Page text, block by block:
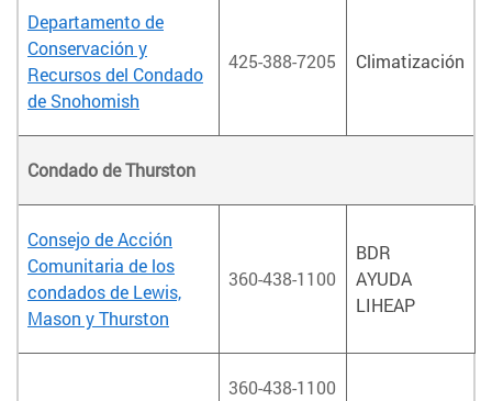
Departamento de
Conservación y
Recursos del Condado
de Snohomish
425-388-7205 Climatización
Condado de Thurston
Consejo de Acción
Comunitaria de los
condados de Lewis,
Mason y Thurston
360-438-1100
BDR
AYUDA
LIHEAP
360-438-1100